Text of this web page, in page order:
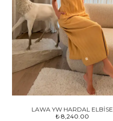
LAWA YW HARDAL ELBİSE
₺ 8,240.00